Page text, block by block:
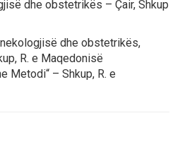
dhe obstetrikës – Çair, Shkup
dhe obstetrikës,
R. e Maqedonisë
Metodi“ – Shkup, R. e